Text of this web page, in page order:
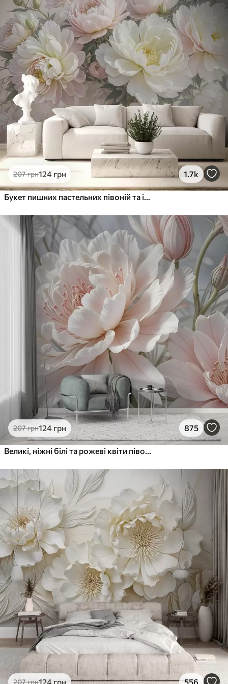
Преміум
1066640грн /м²
Преміум Вініл
1216730грн /м²
Peel and Stick
1458875 /м²
207грн124 грн 1.7k
207грн124 грн 875
207грн124 грн 556